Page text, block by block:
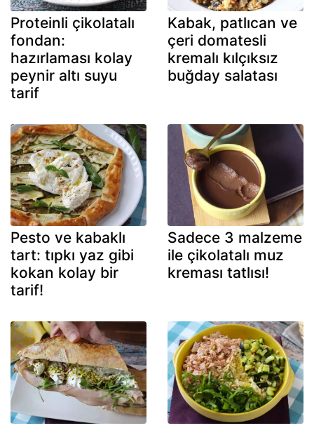
Proteinli çikolatalı
fondan:
hazırlaması kolay
peynir altı suyu
tarif
Kabak, patlıcan ve
çeri domatesli
kremalı kılçıksız
buğday salatası
Pesto ve kabaklı
tart: tıpkı yaz gibi
kokan kolay bir
tarif!
Sadece 3 malzeme
ile çikolatalı muz
kreması tatlısı!